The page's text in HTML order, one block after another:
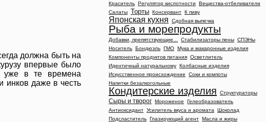
Краситель Регулятор кислотности
Вещества-отбеливатели
Салаты Торты Консервант К пиву
Японская кухня Сдобная выпечка
Рыба и морепродукты
Добавки, препятствующие... Стабилизаторы пены СПЭНы
Носитель Бондюэль ГМО Мука и макаронные изделия
Компоненты продуктов питания Осветлитель
Идентичный натуральному Колбасные изделия
Искусственное происхождение
Соки и компоты
Напитки безалкогольные
Кондитерские изделия Структураторы
Сыры и творог Мороженое
Гелеобразователь
Антиоксидант Усилитель вкуса и аромата
Шоколад
Подсластитель Глазирующий агент Масла и жиры
должна быть на
впервые было
уже в те времена
инков даже в честь